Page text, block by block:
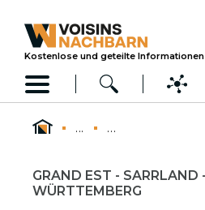
Kostenlose und geteilte Informationen
... ...
GRAND EST - SARRLAND
WÜRTTEMBERG